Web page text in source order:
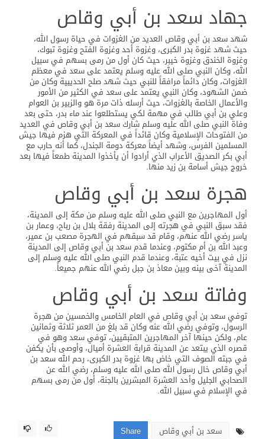
جهاد سعد بن أبي وقاص
شهد سعد بن أبي وقاص العديد من الغزوات في حياة رسول الله،
حيث شهد غزوة بدر الكبرى، وغزوة أحد وغزوة الفتح وغزوة تبوك،
وغزوة الخندق وغزوة خيبر، حيث كان أول من رمى بسهم في سبيل
الله، وكان النبي صلى الله عليه وسلم يعتمد على سعد في معظم
الغزوات، وكان دائماً مرافقاً للنبي حيث شهد صلح الحديبية وكان من
ضمن الشهود، وكان النبي يعتمد على سعد في الكثير من الأمور
والأعمال الخاصة بالغزوات، حيث أرسله ذات مرة هو والزبير بن العوام
وعلي بن أبي طالب في مهمة لكي يستطلعوا عند ماء بدر، حتى بعد
وفاة النبي صلى الله عليه وسلم شارك سعد بن أبي وقاص في العديد
من الفتوحات الإسلامية وكان قائداً في المعركة التي هزم فيها جيش
المسلمين الفرس، وشهد أيضاً معركة دومة الجندل، كما أنه حارب مع
أبي بكر الصديق الأعراب الذي أرادوا أن يأخذوا المدينة طمعاً فيها بعد
خروج جيش أسامة بن زيد منها.
هجرة سعد بن أبي وقاص
أول المهاجرين مع النبي صلى الله عليه وسلم من مكة إلى المدينة،
فقد سبق النبي في هجرته إلى المدينة رفقة بلال بن رباح، وعمار بن
ياسر رضي الله عنهم، وقام قد سبقهم في الهجرة مصعب بن عمير،
وعبد الله بن أم مكتوم، وعندما قدم سعد بن أبي وقاص إلى المدينة
نزل في بيت أخيه عتبة، وعندما قدم النبي صلى الله عليه وسلم إلى
المدينة آخى بينه وبين معاذ بن جبل رضي الله عنهم جميعاً.
وفاتة سعد بن أبي وقاص
توفي سعد بن أبي وقاص في العام الخامس والخمسين من هجرة
الرسول، وتوفي رضي الله عنه وكان قد بلغ من العمر ثلاثة وثمانين
عام، ولكن حينها آخر المهاجرين المتبقيين، توفي سعد وهو في
قصره الذي يبتعد عن المدينة قرابة العشرة أميال، وأوصى بأن يكفن
في جبته الصوف التي خاض بها غزوة بدر الكبرى، رحم الله سعد بن
أبي وقاص خال رسول الله صلى الله عليه وسلم، رضي الله عن
الصحابي الجليل وأحد العشرة المبشرين بالجنة، أول من رمى بسهم
في الإسلام في سبيل الله.
سعد بن أبي وقاص Share